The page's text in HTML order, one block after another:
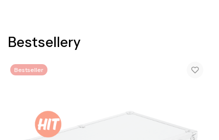
Bestsellery
Bestseller